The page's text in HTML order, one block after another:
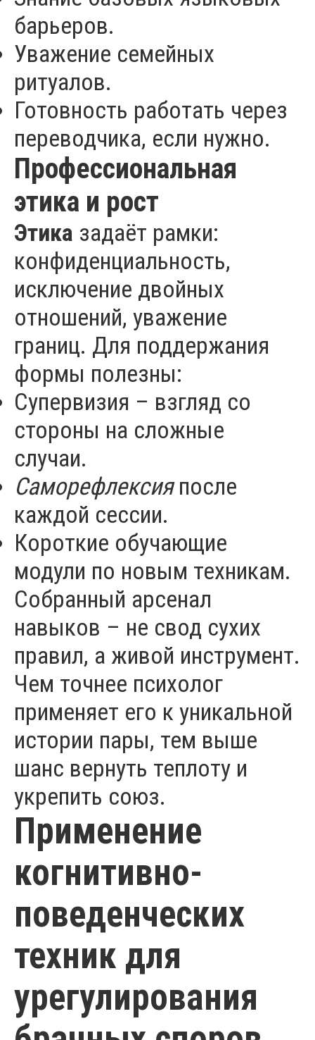
барьеров.
Уважение семейных
ритуалов.
Готовность работать через
переводчика, если нужно.
Профессиональная
этика и рост
Этика задаёт рамки:
конфиденциальность,
исключение двойных
отношений, уважение
границ. Для поддержания
формы полезны:
Супервизия – взгляд со
стороны на сложные
случаи.
Саморефлексияпосле
каждой сессии.
Короткие обучающие
модули по новым техникам.
Собранный арсенал
навыков – не свод сухих
правил, а живой инструмент.
Чем точнее психолог
применяет его к уникальной
истории пары, тем выше
шанс вернуть теплоту и
укрепить союз.
Применение
когнитивно-
поведенческих
техник для
урегулирования